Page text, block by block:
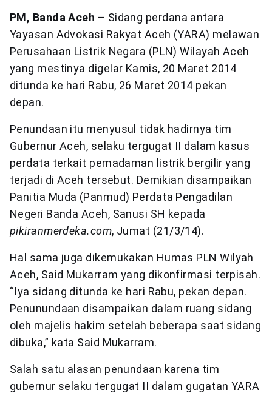
PM, Banda Aceh – Sidang perdana antara
Yayasan Advokasi Rakyat Aceh (YARA) melawan
Perusahaan Listrik Negara (PLN) Wilayah Aceh
yang mestinya digelar Kamis, 20 Maret 2014
ditunda ke hari Rabu, 26 Maret 2014 pekan
depan.
Penundaan itu menyusul tidak hadirnya tim
Gubernur Aceh, selaku tergugat II dalam kasus
perdata terkait pemadaman listrik bergilir yang
terjadi di Aceh tersebut. Demikian disampaikan
Panitia Muda (Panmud) Perdata Pengadilan
Negeri Banda Aceh, Sanusi SH kepada
pikiranmerdeka.com, Jumat (21/3/14).
Hal sama juga dikemukakan Humas PLN Wilyah
Aceh, Said Mukarram yang dikonfirmasi terpisah.
“Iya sidang ditunda ke hari Rabu, pekan depan.
Penunundaan disampaikan dalam ruang sidang
oleh majelis hakim setelah beberapa saat sidang
dibuka,” kata Said Mukarram.
Salah satu alasan penundaan karena tim
gubernur selaku tergugat II dalam gugatan YARA